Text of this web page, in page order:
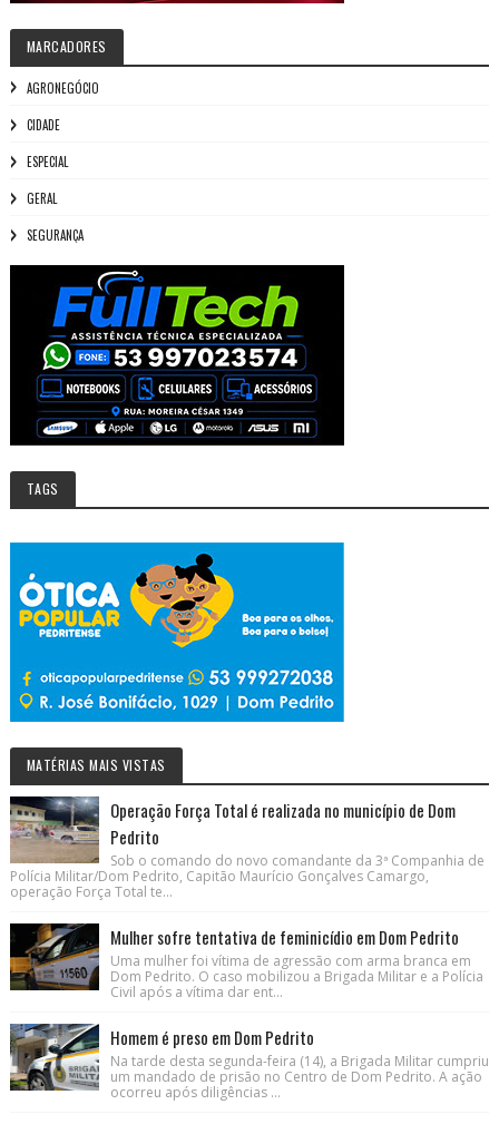
MARCADORES
AGRONEGÓCIO
CIDADE
ESPECIAL
GERAL
SEGURANÇA
TAGS
MATÉRIAS MAIS VISTAS
Operação Força Total é realizada no município de Dom
Pedrito
Sob o comando do novo comandante da 3ª Companhia de
Polícia Militar/Dom Pedrito, Capitão Maurício Gonçalves Camargo,
operação Força Total te...
Mulher sofre tentativa de feminicídio em Dom Pedrito
Uma mulher foi vítima de agressão com arma branca em
Dom Pedrito. O caso mobilizou a Brigada Militar e a Polícia
Civil após a vítima dar ent...
Homem é preso em Dom Pedrito
Na tarde desta segunda-feira (14), a Brigada Militar cumpriu
um mandado de prisão no Centro de Dom Pedrito. A ação
ocorreu após diligências ...